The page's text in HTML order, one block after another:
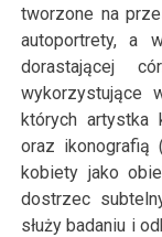
tworzone na
autoportrety, a
dorastającej
wykorzystujące
których artystka
oraz ikonografią
kobiety jako
dostrzec
służy badaniu i